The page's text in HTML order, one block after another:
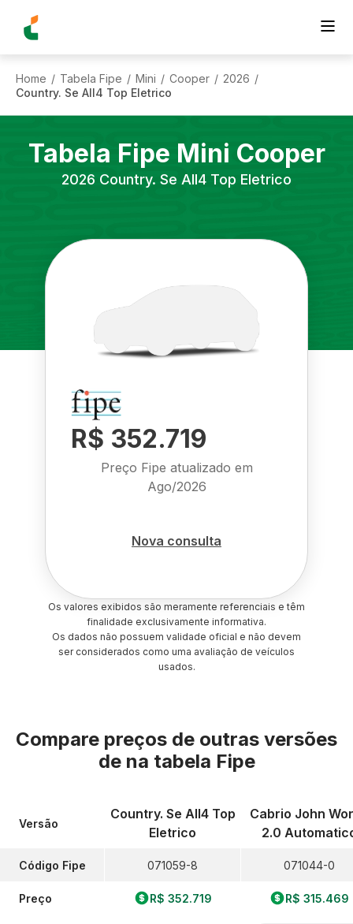
Home / Tabela Fipe / Mini / Cooper / 2026 /
Country. Se All4 Top Eletrico
Tabela Fipe Mini Cooper
2026 Country. Se All4 Top Eletrico
R$ 352.719
Preço Fipe atualizado em
Ago/2026
Nova consulta
Os valores exibidos são meramente referenciais e têm
finalidade exclusivamente informativa.
Os dados não possuem validade oficial e não devem
ser considerados como uma avaliação de veículos
usados.
Compare preços de outras versões
de na tabela Fipe
Versão
Código Fipe
Preço
Country. Se All4 Top
Eletrico
071059-8
R$ 352.719
Cabrio John
2.0
071044-0
R$ 315.469